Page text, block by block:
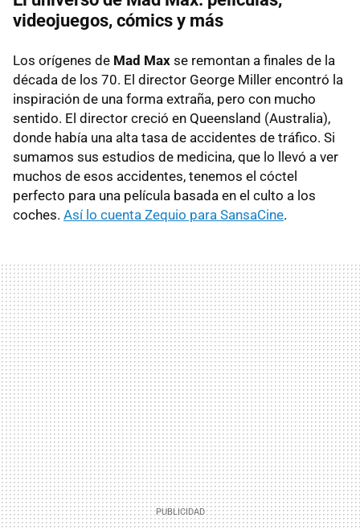
videojuegos, cómics y más
Los orígenes de Mad Max se remontan a finales de la
década de los 70. El director George Miller encontró la
inspiración de una forma extraña, pero con mucho
sentido. El director creció en Queensland (Australia),
donde había una alta tasa de accidentes de tráfico. Si
sumamos sus estudios de medicina, que lo llevó a ver
muchos de esos accidentes, tenemos el cóctel
perfecto para una película basada en el culto a los
coches. Así lo cuenta Zequio para SansaCine.